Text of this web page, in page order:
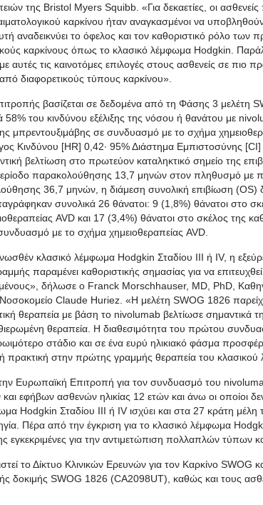
της Bristol Myers Squibb. «Για δεκαετίες, οι
καρκίνου ήταν αναγκασμένοι να υποβληθούν
αναδεικνύει το όφελος και τον καθοριστικό ρόλο των
καρκίνους όπως το κλασικό λέμφωμα Hodgkin.
τις καινοτόμες επιλογές στους ασθενείς σε πιο
διαφορετικούς τύπους καρκίνου».
βασίζεται σε δεδομένα από τη Φάσης 3 μελέτη
58% του κινδύνου εξέλιξης της νόσου ή θανάτου με
μπρεντουξιμάβης σε συνδυασμό με το σχήμα
Κινδύνου [HR] 0,42· 95% Διάστημα Εμπιστοσύνης
βελτίωση στο πρωτεύον καταληκτικό σημείο της
παρακολούθησης 13,7 μηνών στον πληθυσμό με
36,7 μηνών, η διάμεση συνολική επιβίωση (OS)
συνολικά 26 θάνατοι: 9 (1,8%) θάνατοι στο
AVD και 17 (3,4%) θάνατοι στο σκέλος της
με το σχήμα χημειοθεραπείας AVD.
κλασικό λέμφωμα Hodgkin Σταδίου III ή IV, η
παραμένει καθοριστικής σημασίας για να
δήλωσε ο Franck Morschhauser, MD, PhD,
Νοσοκομείο Claude Huriez. «Η μελέτη SWOG 1826
θεραπεία με βάση το nivolumab βελτίωσε σημαντικά
θεραπεία. Η διαθεσιμότητα του πρώτου
στάδιο και σε ένα ευρύ ηλικιακό φάσμα
πρακτική στην πρώτης γραμμής θεραπεία του
Ευρωπαϊκή Επιτροπή για τον συνδυασμό του
και εφήβων ασθενών ηλικίας 12 ετών και άνω οι οποίοι
Hodgkin Σταδίου III ή IV ισχύει και στα 27 κράτη μέλη
Πέρα από την έγκριση για το κλασικό λέμφωμα
εγκεκριμένες για την αντιμετώπιση πολλαπλών τύπων
το Δίκτυο Κλινικών Ερευνών για τον Καρκίνο SWOG
δοκιμής SWOG 1826 (CA2098UT), καθώς και τους